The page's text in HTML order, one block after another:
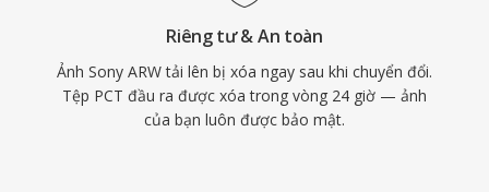
Riêng tư & An toàn
Ảnh Sony ARW tải lên bị xóa ngay sau khi chuyển đổi.
Tệp PCT đầu ra được xóa trong vòng 24 giờ — ảnh
của bạn luôn được bảo mật.